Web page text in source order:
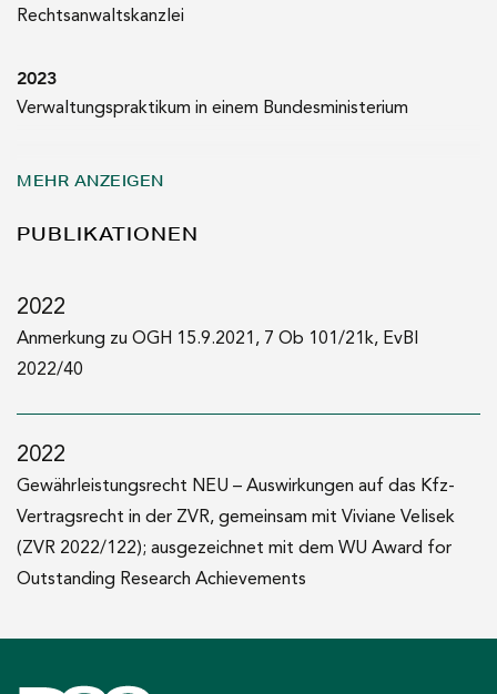
Rechtsanwaltskanzlei
2023
Verwaltungspraktikum in einem Bundesministerium
2022
2019
LL.B. (Wirtschaftsuniversität Wien)
2019–2022
Studentischer Mitarbeiter am Institut für Zivil- und
MEHR ANZEIGEN
PUBLIKATIONEN
2022
Anmerkung zu OGH 15.9.2021, 7 Ob 101/21k, EvBl
2022/40
2022
Gewährleistungsrecht NEU – Auswirkungen auf das Kfz-
Vertragsrecht in der ZVR, gemeinsam mit Viviane Velisek
(ZVR 2022/122); ausgezeichnet mit dem WU Award for
Outstanding Research Achievements